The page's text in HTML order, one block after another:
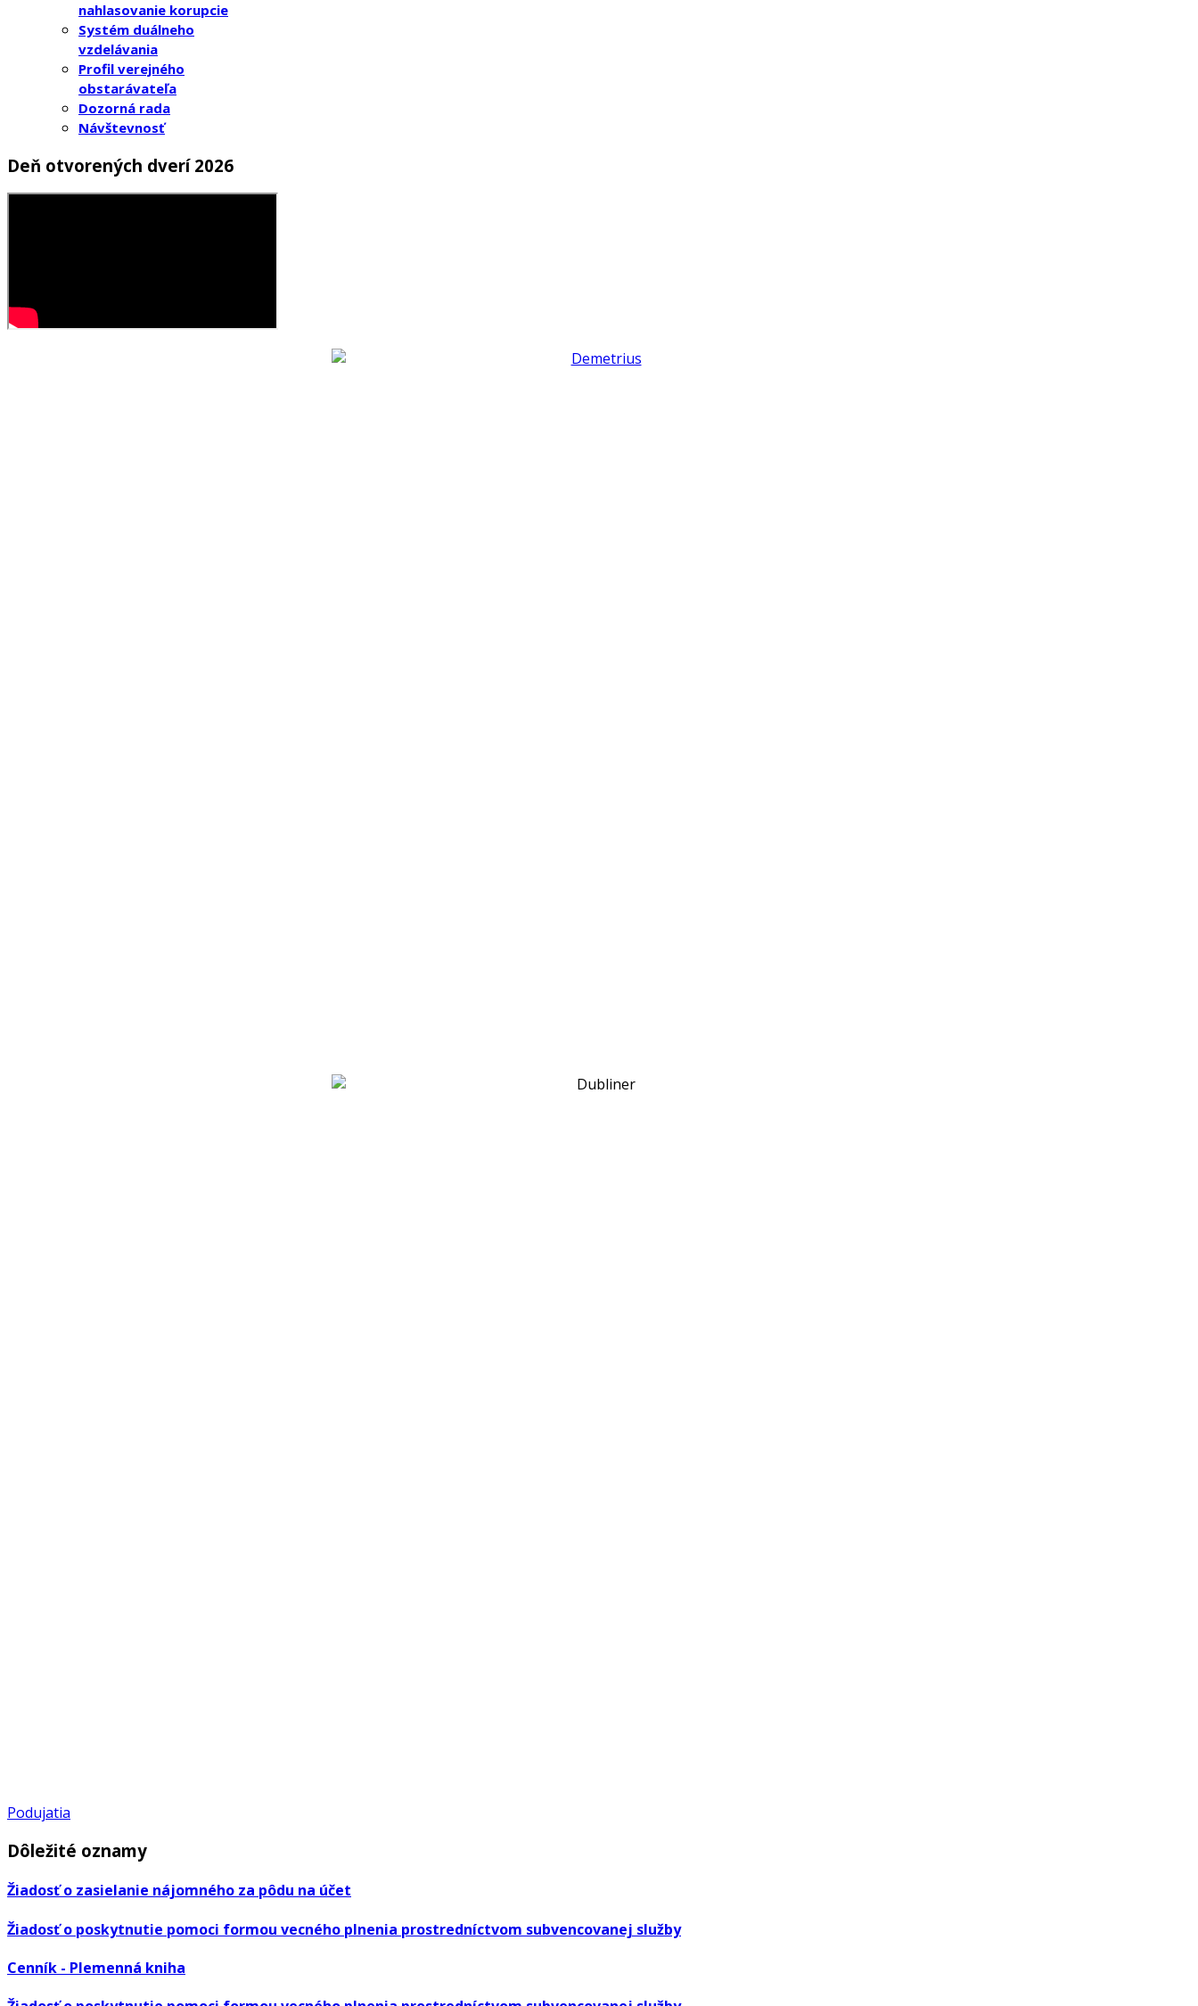
nahlasovanie korupcie
Systém duálneho
vzdelávania
Profil verejného
obstarávateľa
Dozorná rada
Návštevnosť
Deň otvorených dverí 2026
Podujatia
Dôležité oznamy
Žiadosť o zasielanie nájomného za pôdu na účet
Žiadosť o poskytnutie pomoci formou vecného plnenia prostredníctvom subvencovanej služby
Cenník - Plemenná kniha